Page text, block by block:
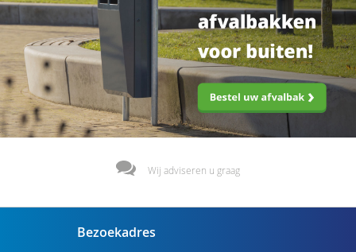
Wij adviseren u graag
Bezoekadres